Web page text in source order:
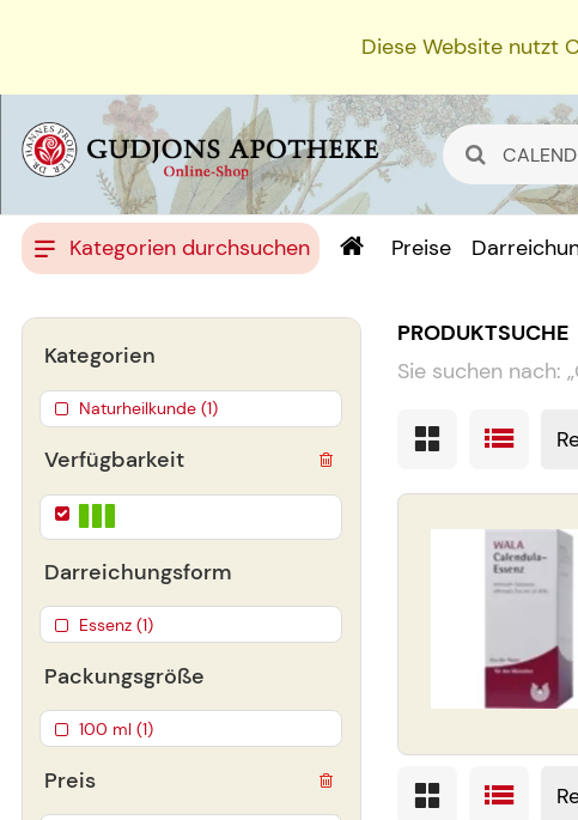
Diese Website nutzt
Kategorien durchsuchen Preise
PRODUKTSUCHE
Sie suchen nach: „
Verfügbarkeit
Darreichungsform
Essenz (1)
Packungsgröße
100 ml (1)
Preis
Kategorien
Naturheilkunde (1)